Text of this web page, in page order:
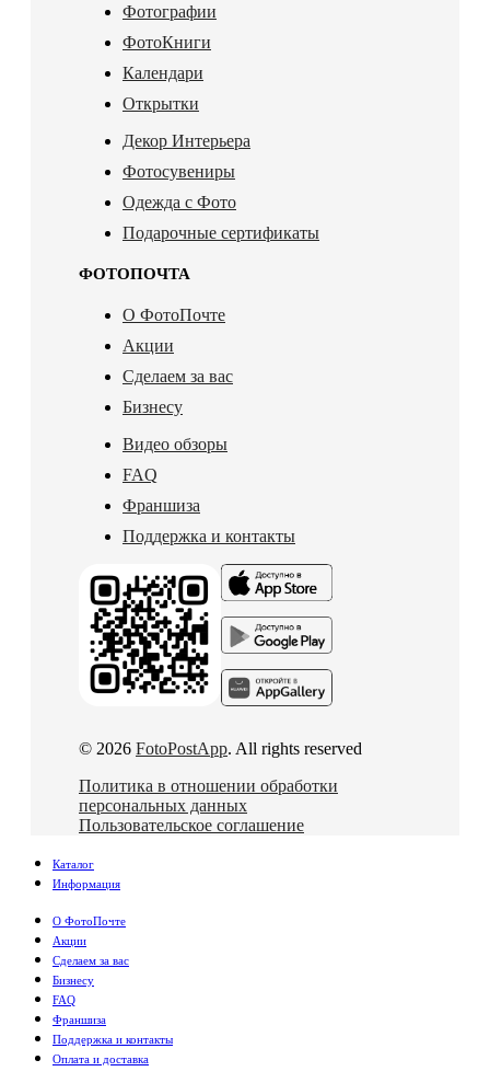
Фотографии
ФотоКниги
Календари
Открытки
Декор Интерьера
Фотосувениры
Одежда с Фото
Подарочные сертификаты
ФОТОПОЧТА
О ФотоПочте
Акции
Сделаем за вас
Бизнесу
Видео обзоры
FAQ
Франшиза
Поддержка и контакты
© 2026 FotoPostApp. All rights reserved
Политика в отношении обработки
персональных данных
Пользовательское соглашение
Каталог
Информация
О ФотоПочте
Акции
Сделаем за вас
Бизнесу
FAQ
Франшиза
Поддержка и контакты
Оплата и доставка